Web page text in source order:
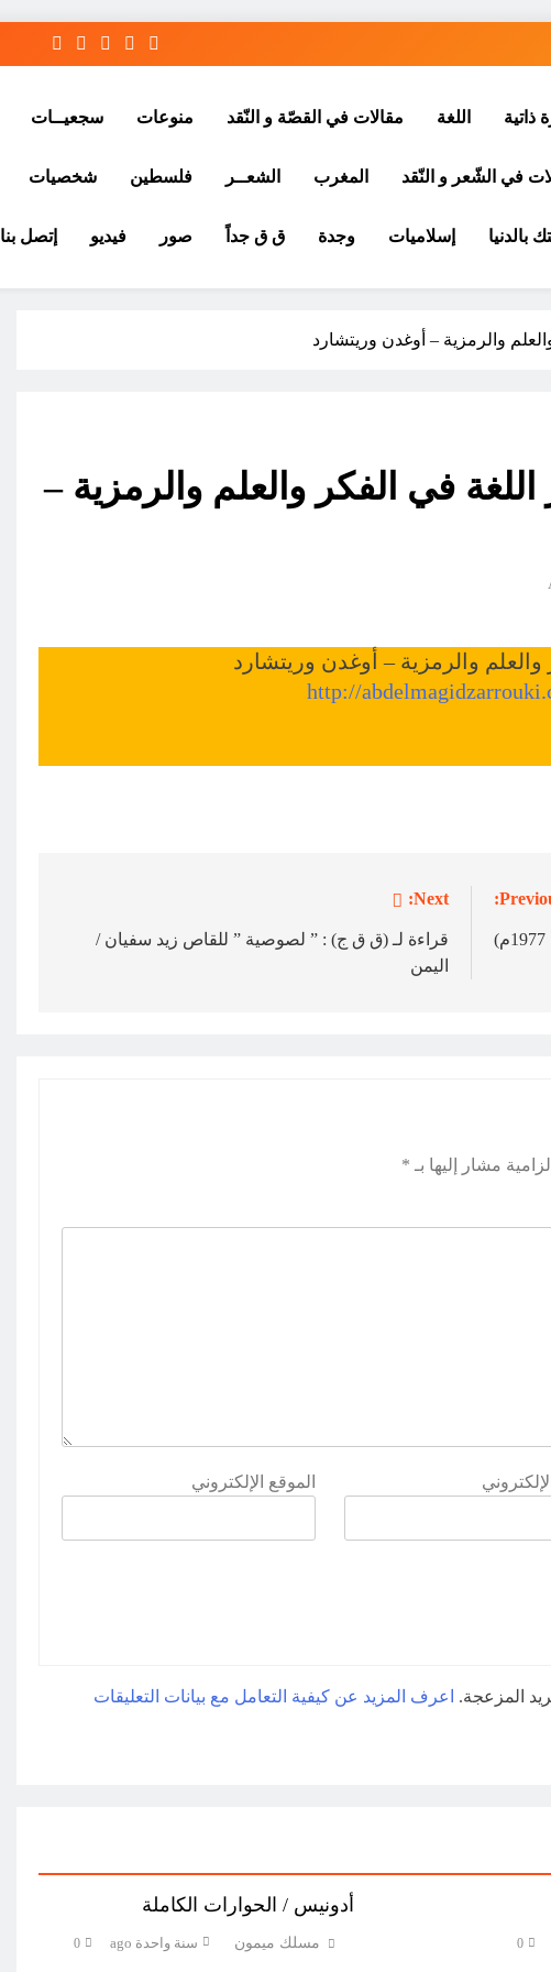
ذاتية اللغة مقالات في القصّة و النّقد منوعات سجعيــات
في الشّعر و النّقد المغرب الشعــر فلسطين شخصيات
بالدنيا إسلاميات وجدة ق ق جداً صور فيديو إتصل بنا
والرمزية – أوغدن وريتشارد
في الفكر والعلم والرمزية –
والرمزية – أوغدن وريتشارد
http://
Next:
قراءة لـ (ق ق ج) : ” لصوصية ” للقاص زيد سفيان /
اليمن
مشار إليها بـ *
الموقع الإلكتروني
المزعجة.
اعرف المزيد عن كيفية التعامل مع بيانات التعليقات
0
أدونيس / الحوارات الكاملة
مسلك ميمون سنة واحدة ago 0